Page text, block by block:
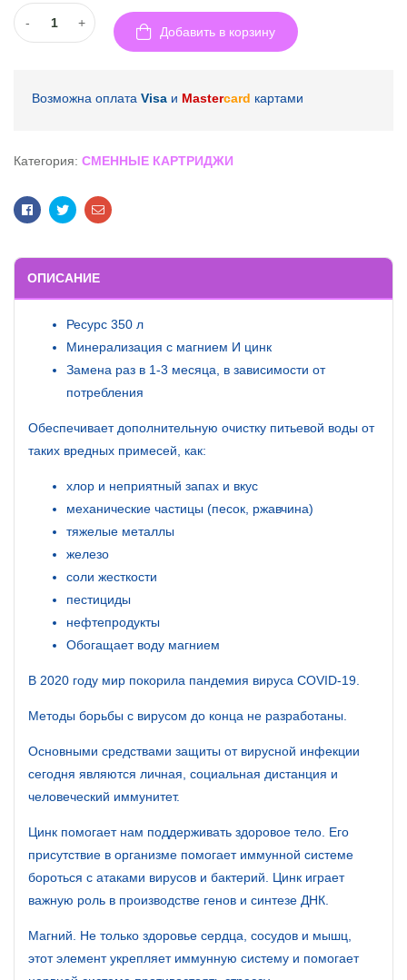
- +
Добавить в корзину
Возможна оплата Visa и Mastercard картами
Категория: СМЕННЫЕ КАРТРИДЖИ
FacebookTwitterEmail
ОПИСАНИЕ
Ресурс 350 л
Минерализация с магнием И цинк
Замена раз в 1-3 месяца, в зависимости от
потребления
Обеспечивает дополнительную очистку питьевой воды от
таких вредных примесей, как:
хлор и неприятный запах и вкус
механические частицы (песок, ржавчина)
тяжелые металлы
железо
соли жесткости
пестициды
нефтепродукты
Обогащает воду магнием
В 2020 году мир покорила пандемия вируса COVID-19.
Методы борьбы с вирусом до конца не разработаны.
Основными средствами защиты от вирусной инфекции
сегодня являются личная, социальная дистанция и
человеческий иммунитет.
Цинк помогает нам поддерживать здоровое тело. Его
присутствие в организме помогает иммунной системе
бороться с атаками вирусов и бактерий. Цинк играет
важную роль в производстве генов и синтезе ДНК.
Магний. Не только здоровье сердца, сосудов и мышц,
этот элемент укрепляет иммунную систему и помогает